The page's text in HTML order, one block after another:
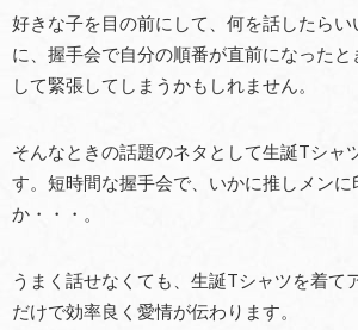
好きな子を目の前にして、何を話したら
に、握手会で自分の順番が直前になったと
して緊張してしまうかもしれません。
そんなときの話題のネタとして生誕Tシャ
す。短時間な握手会で、いかに推しメンに
か・・・。
うまく話せなくても、生誕Tシャツを着て
だけで効率良く愛情が伝わります。